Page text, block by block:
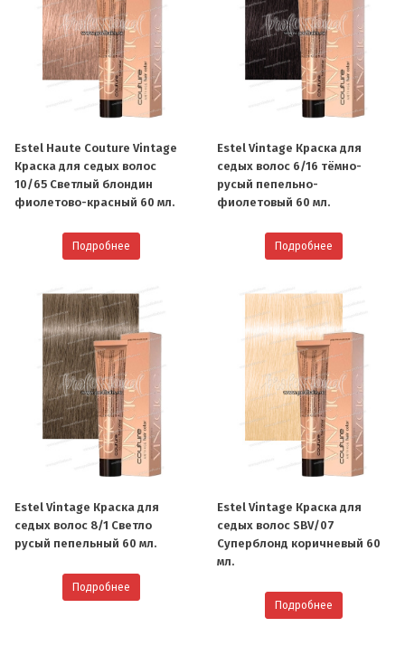
Estel Haute Couture Vintage
Краска для седых волос
10/65 Светлый блондин
фиолетово-красный 60 мл.
Подробнее
Estel Vintage Краска для
седых волос 6/16 тёмно-
русый пепельно-
фиолетовый 60 мл.
Подробнее
Estel Vintage Краска для
седых волос 8/1 Светло
русый пепельный 60 мл.
Подробнее
Estel Vintage Краска для
седых волос SBV/07
Cуперблонд коричневый 60
мл.
Подробнее